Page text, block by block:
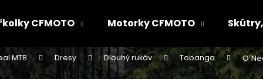
CFMOTO Motorky CFMOTO
MTB Dresy Dlouhý rukáv Tobanga
Co potřebujete najít?